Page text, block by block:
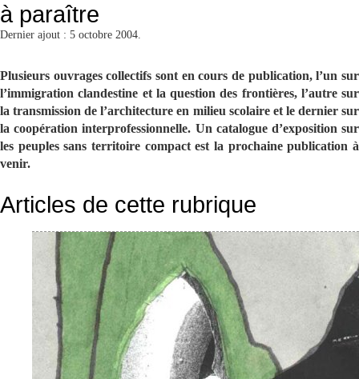
à paraître
Dernier ajout : 5 octobre 2004.
Plusieurs ouvrages collectifs sont en cours de publication, l’un sur
l’immigration clandestine et la question des frontières, l’autre sur
la transmission de l’architecture en milieu scolaire et le dernier sur
la coopération interprofessionnelle. Un catalogue d’exposition sur
les peuples sans territoire compact est la prochaine publication à
venir.
Articles de cette rubrique